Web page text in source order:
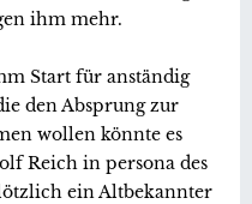
ihm mehr.
Start für anständig
den Absprung zur
wollen könnte es
Reich in persona des
ein Altbekannter